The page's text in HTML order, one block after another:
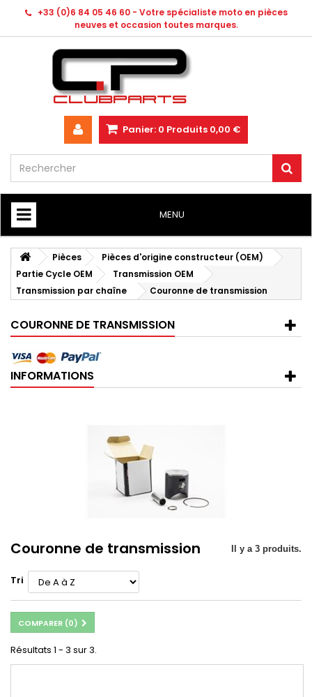
+33 (0)6 84 05 46 60 - Votre spécialiste moto en pièces
neuves et occasion toutes marques.
Panier: 0 Produits 0,00 €
MENU
HOME
Pièces
Pièces d'origine constructeur (OEM)
Partie Cycle OEM
Transmission OEM
Transmission par chaîne
Couronne de transmission
COURONNE DE TRANSMISSION
INFORMATIONS
Couronne de transmission Il y a 3 produits.
Tri
COMPARER (0)
Résultats 1 - 3 sur 3.